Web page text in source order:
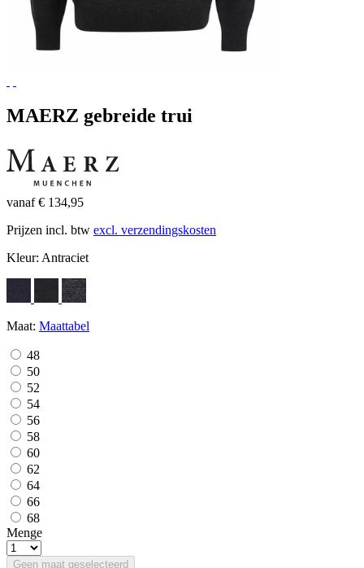
MAERZ gebreide trui
vanaf € 134,95
Prijzen incl. btw excl. verzendingskosten
Kleur: Antraciet
Maat: Maattabel
48
50
52
54
56
58
60
62
64
66
68
Menge
Geen maat geselecteerd